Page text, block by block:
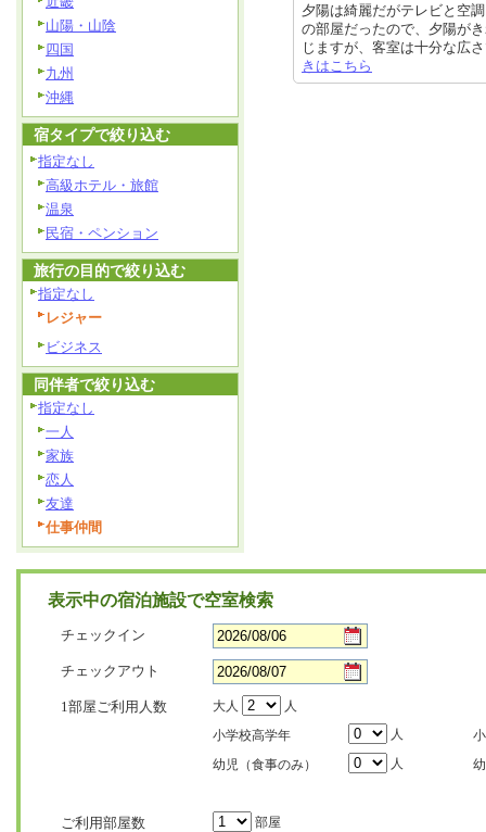
夕陽は綺麗だがテレビと空
の部屋だったので、夕陽が
じますが、客室は十分な広
きはこちら
山陽・山陰
四国
九州
沖縄
宿タイプで絞り込む
指定なし
高級ホテル・旅館
温泉
民宿・ペンション
旅行の目的で絞り込む
指定なし
レジャー
ビジネス
同伴者で絞り込む
指定なし
一人
家族
恋人
友達
仕事仲間
表示中の宿泊施設で空室検索
チェックイン
チェックアウト
1部屋ご利用人数 大人
人
小学校高学年
人
幼児（食事のみ）
人
ご利用部屋数 部屋